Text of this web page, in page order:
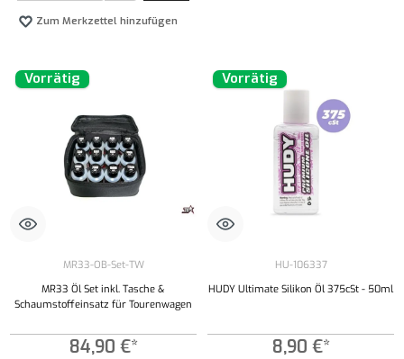
Zum Merkzettel hinzufügen
Vorrätig
MR33-OB-Set-TW
MR33 Öl Set inkl. Tasche &
Schaumstoffeinsatz für Tourenwagen
84,90 €*
Vorrätig
HU-106337
HUDY Ultimate Silikon Öl 375cSt - 50ml
8,90 €*